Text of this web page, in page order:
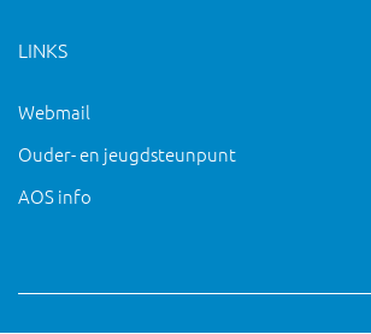
LINKS
Webmail
Ouder- en jeugdsteunpunt
AOS info